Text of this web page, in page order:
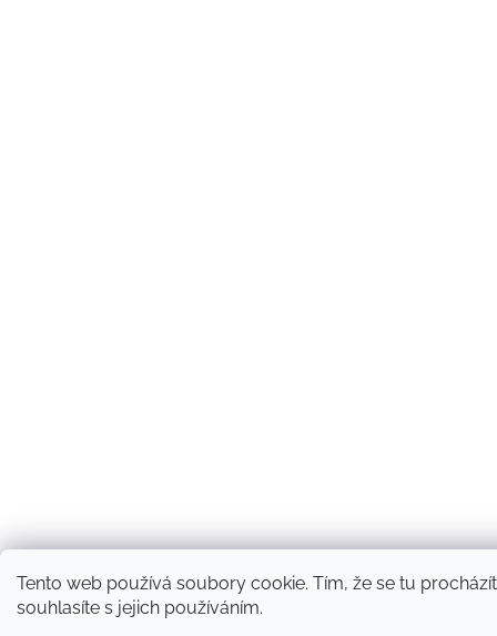
Tento web používá soubory cookie. Tím, že se tu
souhlasíte s jejich používáním.